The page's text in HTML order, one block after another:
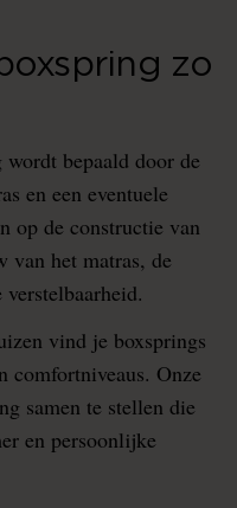
zo
bepaald door de
en een eventuele
op de constructie van
van het matras, de
verstelbaarheid.
vind je boxsprings
comfortniveaus. Onze
samen te stellen die
en persoonlijke